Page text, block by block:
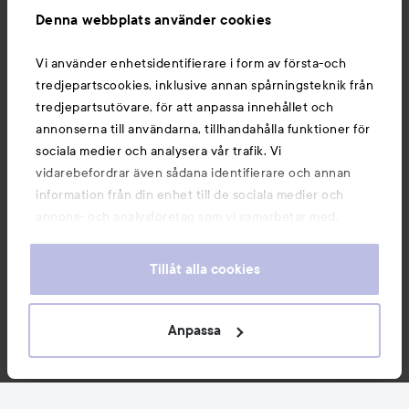
Denna webbplats använder cookies
Vi använder enhetsidentifierare i form av första-och
tredjepartscookies, inklusive annan spårningsteknik från
tredjepartsutövare, för att anpassa innehållet och
annonserna till användarna, tillhandahålla funktioner för
sociala medier och analysera vår trafik. Vi
vidarebefordrar även sådana identifierare och annan
information från din enhet till de sociala medier och
annons- och analysföretag som vi samarbetar med.
information som du har tillhandahållit eller som de har
våra cookies vid fortsatt användande av vår webbplats.
För information om hur du kan ändra inställningarna för
Tillåt alla cookies
Anpassa
Du kanske också gillar